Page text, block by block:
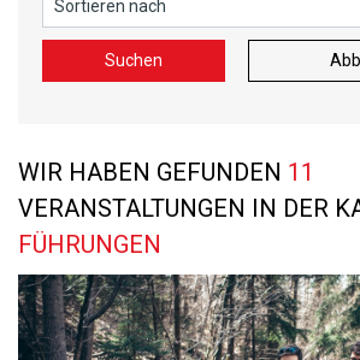
Suchen
WIR HABEN GEFUNDEN 11
VERANSTALTUNGEN IN DER
FÜHRUNGEN